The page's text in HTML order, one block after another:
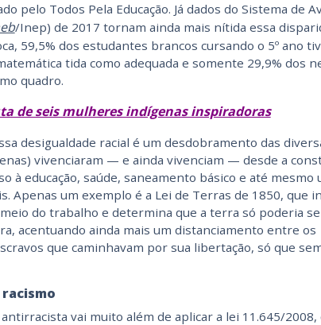
pelo Todos Pela Educação. Já dados do Sistema de
/Inep) de 2017 tornam ainda mais nítida essa
59,5% dos estudantes brancos cursando o 5º ano
tida como adequada e somente 29,9% dos
quadro.
de seis mulheres indígenas inspiradoras
desigualdade racial é um desdobramento das
vivenciaram — e ainda vivenciam — desde a
à educação, saúde, saneamento básico e até mesmo
Apenas um exemplo é a Lei de Terras de 1850, que
do trabalho e determina que a terra só poderia
acentuando ainda mais um distanciamento entre os
que caminhavam por sua libertação, só que
antirracista vai muito além de aplicar a lei 11.645/